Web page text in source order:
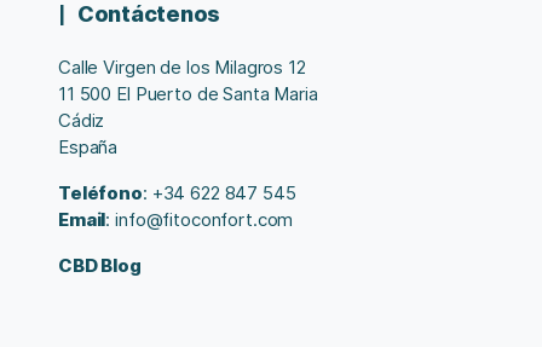
Contáctenos
Calle Virgen de los Milagros 12
11 500 El Puerto de Santa Maria
Cádiz
España
Teléfono: +34 622 847 545
Email: info@fitoconfort.com
CBD Blog